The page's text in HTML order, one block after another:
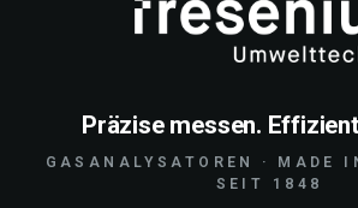
Präzise messen.
GASANALYSATOREN · MADE
SEIT 1848